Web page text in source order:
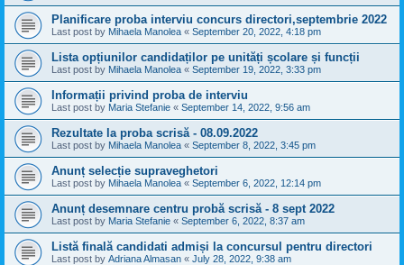
Planificare proba interviu concurs directori,septembrie 2022
Last post by Mihaela Manolea « September 20, 2022, 4:18 pm
Lista opțiunilor candidaților pe unități școlare și funcții
Last post by Mihaela Manolea « September 19, 2022, 3:33 pm
Informații privind proba de interviu
Last post by Maria Stefanie « September 14, 2022, 9:56 am
Rezultate la proba scrisă - 08.09.2022
Last post by Mihaela Manolea « September 8, 2022, 3:45 pm
Anunț selecție supraveghetori
Last post by Mihaela Manolea « September 6, 2022, 12:14 pm
Anunț desemnare centru probă scrisă - 8 sept 2022
Last post by Maria Stefanie « September 6, 2022, 8:37 am
Listă finală candidati admiși la concursul pentru directori
Last post by Adriana Almasan « July 28, 2022, 9:38 am